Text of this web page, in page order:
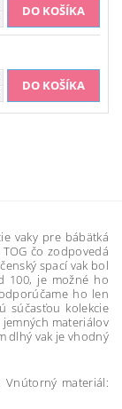
vaky pre bábätká
čo zodpovedá
spací vak bol
100, je možné ho
ho len
súčasťou kolekcie
materiálov
dlhý vak je vhodný
Vnútorný materiál: